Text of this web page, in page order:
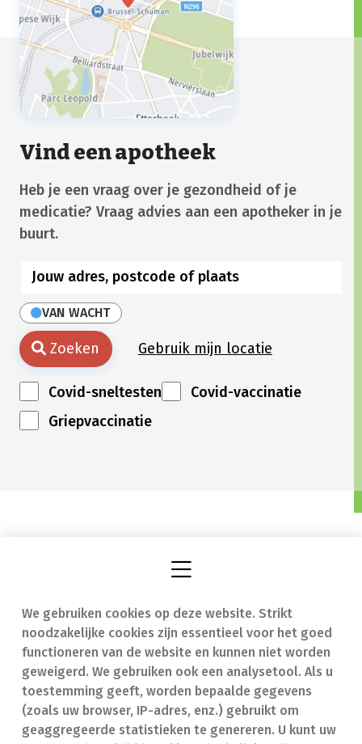
We gebruiken cookies op deze website. Strikt
noodzakelijke cookies zijn essentieel voor het goed
functioneren van de website en kunnen niet worden
geweigerd. We gebruiken ook een analysetool. Als u
toestemming geeft, worden bepaalde gegevens
(zoals uw browser, IP-adres, enz.) gebruikt om
geaggregeerde statistieken te genereren. U kunt uw
Vind een apotheek
Heb je een vraag over je gezondheid of je
medicatie? Vraag advies aan een apotheker in je
buurt.
VAN WACHT
Zoeken Gebruik mijn locatie
Covid-sneltesten
Covid-vaccinatie
Griepvaccinatie
Vind een apotheek
Onze expertise
Ziekten
Geneesmiddelen
In geval van nood
Contact
Veelgestelde vragen
(FAQ)